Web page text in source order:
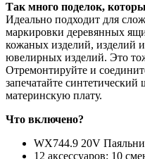
Так много поделок,
Идеально подходит для
маркировки деревянных
кожаных изделий, изделий
ювелирных изделий. Это
Отремонтируйте и
запечатайте
материнскую плату.
Что включено?
WX744.9 20V
12 аксессуаров: 10